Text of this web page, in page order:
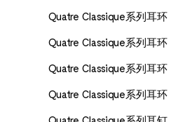
Quatre Classique系列耳环
Quatre Classique系列耳环
Quatre Classique系列耳环
Quatre Classique系列耳环